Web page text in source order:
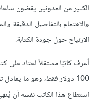
الكثير من المدونين يقضون
والاهتمام بالتفاصيل الدقيقة
الارتياح حول جودة الكتابة.
أعرف كاتبًا مستقلاً اعتاد على
استطاع هذا الكاتب نفسه أن